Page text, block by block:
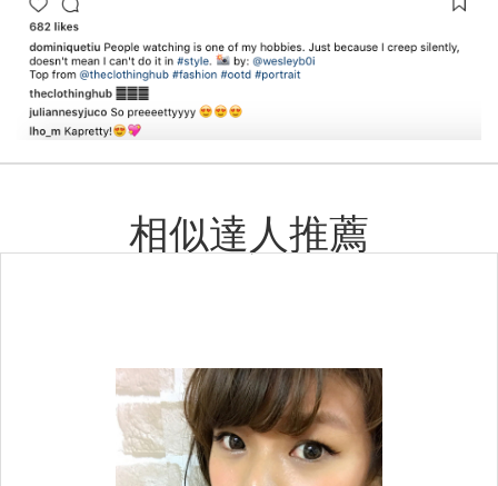
相似達人推薦